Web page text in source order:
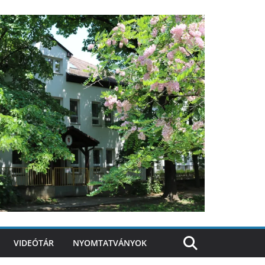
VIDEÓTÁR NYOMTATVÁNYOK